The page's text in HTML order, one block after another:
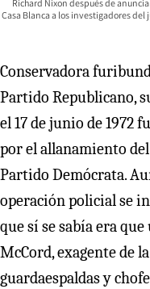
Richard Nixon después de
Casa Blanca a los investigadores
Conservadora
Partido Republicano,
el 17 de junio de 1972
por el allanamiento
Partido Demócrata.
operación policial se
que sí se sabía era
McCord, exagente de
guardaespaldas y